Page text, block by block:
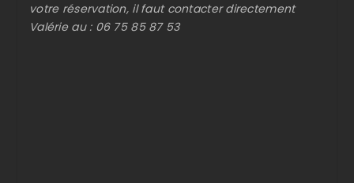
votre réservation, il faut contacter directement
Valérie au : 06 75 85 87 53